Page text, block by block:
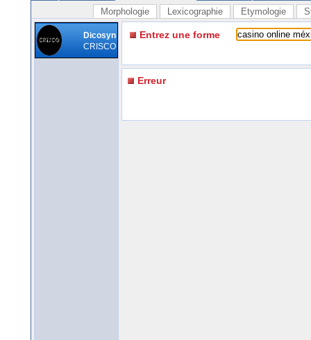
Morphologie Lexicographie Etymologie
Dicosyn
CRISCO
Entrez une forme
Erreur